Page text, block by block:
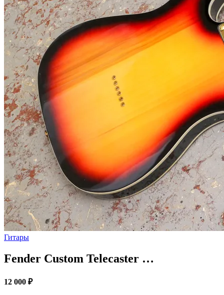
Гитары
Fender Custom Telecaster …
12 000 ₽